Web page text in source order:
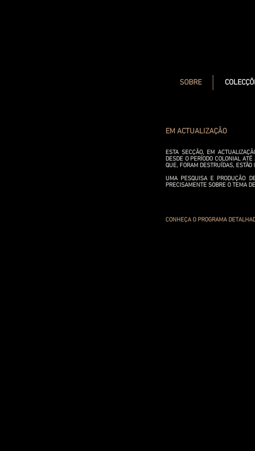
SOBRE
EM ACTUALIZAÇÃO
ESTA SECÇÃO, EM
DESDE O PERÍODO COLONIAL
QUE, FORAM DESTRUÍDAS,
UMA PESQUISA E PRODUÇÃO
PRECISAMENTE SOBRE O TEMA
CONHEÇA O PROGRAMA